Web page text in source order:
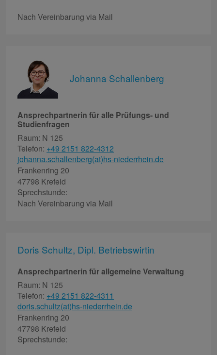
Nach Vereinbarung via Mail
Johanna Schallenberg
Ansprechpartnerin für alle Prüfungs- und
Studienfragen
Raum: N 125
Telefon: +49 2151 822-4312
johanna.schallenberg(at)hs-niederrhein.de
Frankenring 20
47798 Krefeld
Sprechstunde:
Nach Vereinbarung via Mail
Doris Schultz, Dipl. Betriebswirtin
Ansprechpartnerin für allgemeine Verwaltung
Raum: N 125
Telefon: +49 2151 822-4311
doris.schultz(at)hs-niederrhein.de
Frankenring 20
47798 Krefeld
Sprechstunde: